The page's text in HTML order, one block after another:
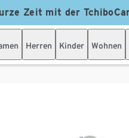
Zeit mit der
Herren Kinder Wohnen